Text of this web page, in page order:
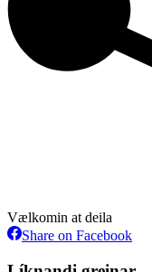
Vælkomin at deila
Share on Facebook